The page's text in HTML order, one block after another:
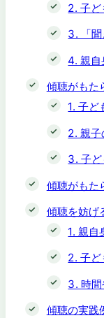
2. 子ど
3. 「聞
4. 親自
傾聴がもた
1. 子ど
2. 親子
3. 子
傾聴がもた
傾聴を妨げ
1. 親自
2. 子ど
3. 時間
傾聴の実践